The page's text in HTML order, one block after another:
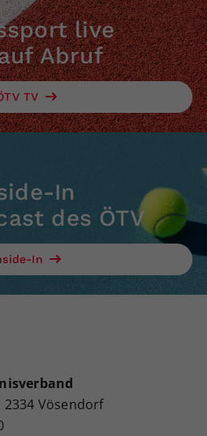
live
Abruf
TV
In
des ÖTV
In
2334 Vösendorf